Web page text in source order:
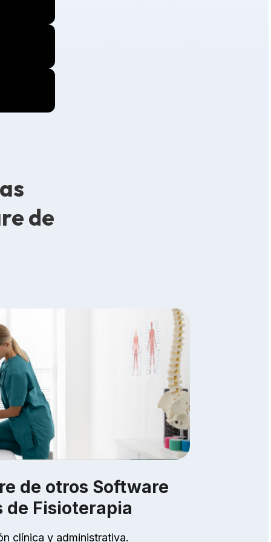
de
de otros Software
de Fisioterapia
clínica y administrativa.